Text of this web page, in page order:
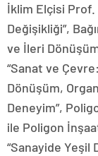
İklim Elçisi Prof.
Değişikliği”,
ve İleri
“Sanat ve
Dönüşüm,
Deneyim”,
ile Poligon
“Sanayide Yeşil